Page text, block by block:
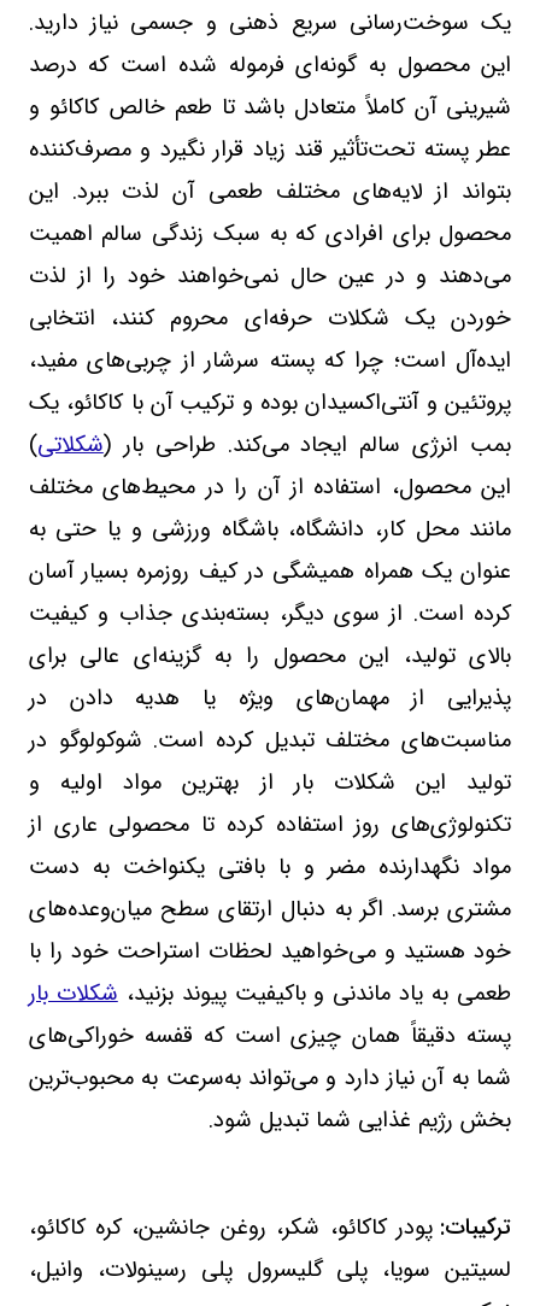
یک سوخت‌رسانی سریع ذهنی و جسمی نیاز دارید.
این محصول به گونه‌ای فرموله شده است که درصد
شیرینی آن کاملاً متعادل باشد تا طعم خالص کاکائو و
عطر پسته تحت‌تأثیر قند زیاد قرار نگیرد و مصرف‌کننده
بتواند از لایه‌های مختلف طعمی آن لذت ببرد. این
محصول برای افرادی که به سبک زندگی سالم اهمیت
می‌دهند و در عین حال نمی‌خواهند خود را از لذت
خوردن یک شکلات حرفه‌ای محروم کنند، انتخابی
ایده‌آل است؛ چرا که پسته سرشار از چربی‌های مفید،
پروتئین و آنتی‌اکسیدان بوده و ترکیب آن با کاکائو، یک
بمب انرژی سالم ایجاد می‌کند. طراحی بار (شکلاتی)
این محصول، استفاده از آن را در محیط‌های مختلف
مانند محل کار، دانشگاه، باشگاه ورزشی و یا حتی به
عنوان یک همراه همیشگی در کیف روزمره بسیار آسان
کرده است. از سوی دیگر، بسته‌بندی جذاب و کیفیت
بالای تولید، این محصول را به گزینه‌ای عالی برای
پذیرایی از مهمان‌های ویژه یا هدیه دادن در
مناسبت‌های مختلف تبدیل کرده است. شوکولوگو در
تولید این شکلات بار از بهترین مواد اولیه و
تکنولوژی‌های روز استفاده کرده تا محصولی عاری از
مواد نگهدارنده مضر و با بافتی یکنواخت به دست
مشتری برسد. اگر به دنبال ارتقای سطح میان‌وعده‌های
خود هستید و می‌خواهید لحظات استراحت خود را با
طعمی به یاد ماندنی و باکیفیت پیوند بزنید،شکلات بار
پسته دقیقاً همان چیزی است که قفسه خوراکی‌های
شما به آن نیاز دارد و می‌تواند به‌سرعت به محبوب‌ترین
بخش رژیم غذایی شما تبدیل شود.
ترکیبات: پودر کاکائو، شکر، روغن جانشین، کره کاکائو،
لسیتین سویا، پلی گلیسرول پلی رسینولات، وانیل،